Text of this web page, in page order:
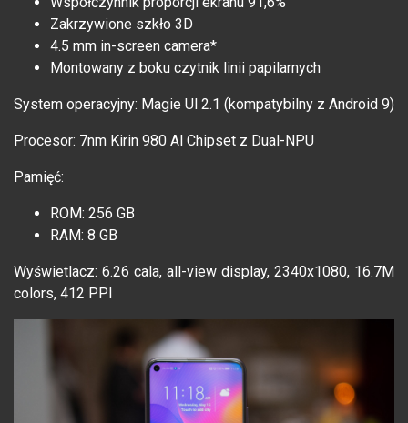
Zakrzywione szkło 3D
4.5 mm in-screen camera*
Montowany z boku czytnik linii papilarnych
System operacyjny: Magie Ul 2.1 (kompatybilny z Android 9)
Procesor: 7nm Kirin 980 Al Chipset z Dual-NPU
Pamięć:
ROM: 256 GB
RAM: 8 GB
Wyświetlacz: 6.26 cala, all-view display, 2340x1080, 16.7M
colors, 412 PPI